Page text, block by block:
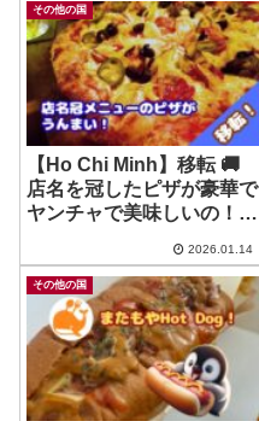
その他の国
【Ho Chi Minh】移転 🚚
店名を冠したピザが豪華で
ヤンチャで美味しいの！~
2026.01.14
その他の国